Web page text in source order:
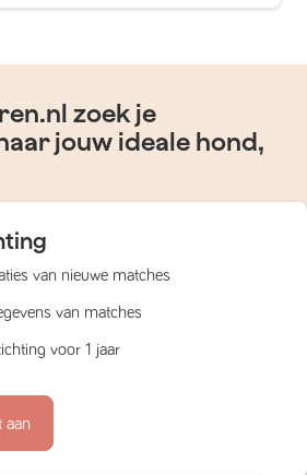
zoek je
jouw ideale hond,
van nieuwe matches
van matches
voor 1 jaar
aan